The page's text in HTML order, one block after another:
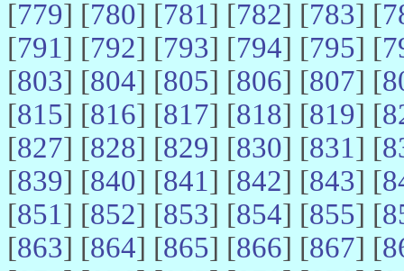
[779] [780] [781] [782] [783] [
[791] [792] [793] [794] [795] [
[803] [804] [805] [806] [807] [
[815] [816] [817] [818] [819] [
[827] [828] [829] [830] [831] [
[839] [840] [841] [842] [843] [
[851] [852] [853] [854] [855] [
[863] [864] [865] [866] [867] [